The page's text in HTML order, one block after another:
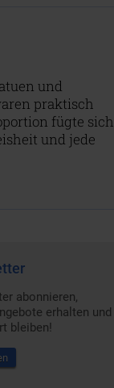
und
praktisch
fügte sich
und jede
abonnieren,
erhalten und
bleiben!